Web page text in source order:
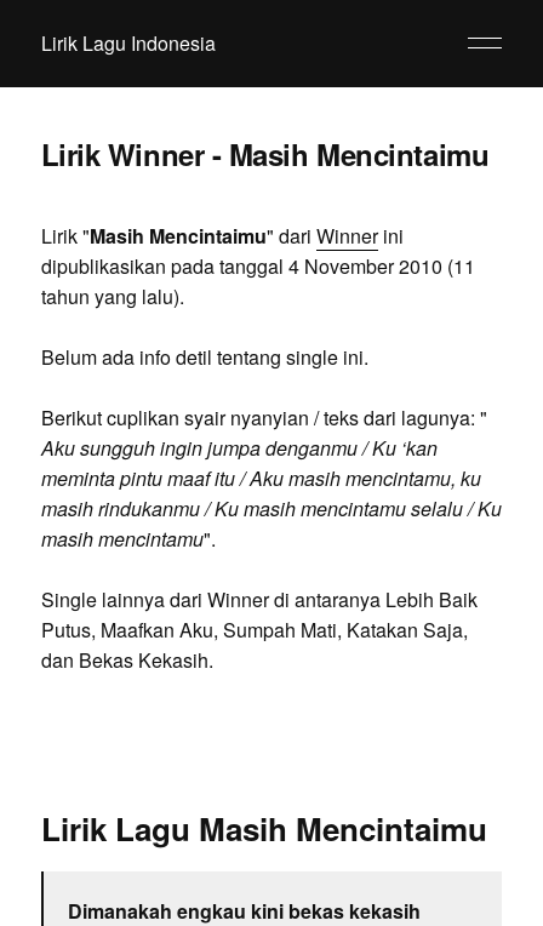
Lirik Lagu Indonesia
Lirik Winner - Masih Mencintaimu
Lirik "Masih Mencintaimu" dari Winnerini
dipublikasikan pada tanggal 4 November 2010 (11
tahun yang lalu).
Belum ada info detil tentang single ini.
Berikut cuplikan syair nyanyian / teks dari lagunya: "
Aku sungguh ingin jumpa denganmu / Ku ‘kan
meminta pintu maaf itu / Aku masih mencintamu, ku
masih rindukanmu / Ku masih mencintamu selalu / Ku
masih mencintamu".
Single lainnya dari Winner di antaranya Lebih Baik
Putus, Maafkan Aku, Sumpah Mati, Katakan Saja,
dan Bekas Kekasih.
Lirik Lagu Masih Mencintaimu
Dimanakah engkau kini bekas kekasih